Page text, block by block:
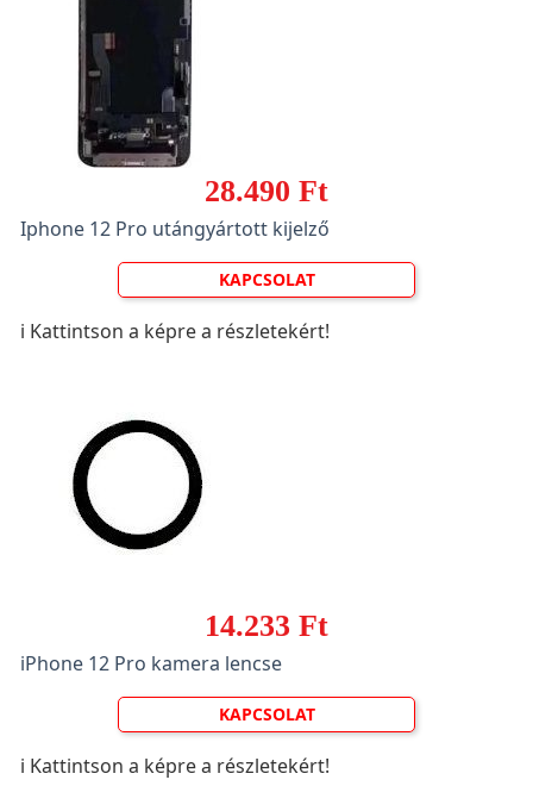
28.490 Ft
Iphone 12 Pro utángyártott kijelző
KAPCSOLAT
ℹ️ Kattintson a képre a részletekért!
14.233 Ft
iPhone 12 Pro kamera lencse
KAPCSOLAT
ℹ️ Kattintson a képre a részletekért!